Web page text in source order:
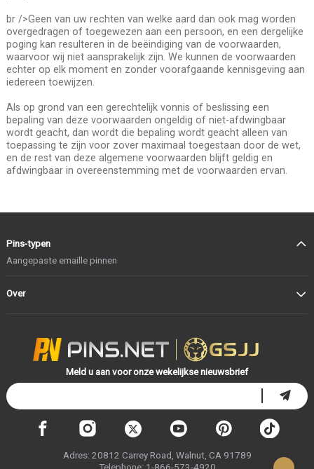
br />Geen van uw rechten van welke aard dan ook mag worden
overgedragen of toegewezen aan een persoon, en een dergelijke
poging kan resulteren in de beëindiging van de voorwaarden,
waarvoor wij niet aansprakelijk zijn. We kunnen de voorwaarden
echter op elk moment en zonder voorafgaande kennisgeving aan
iedereen toewijzen.
Als op grond van een gerechtelijk vonnis of beslissing een
bepaling van deze voorwaarden ongeldig of niet-afdwingbaar
wordt geacht, dan wordt die bepaling wordt geacht alleen van
toepassing te zijn voor zover maximaal toegestaan door de wet,
en de rest van deze algemene voorwaarden blijft geldig en
afdwingbaar in overeenstemming met de voorwaarden ervan.
Adres: 20812 Carrey Road, Walnut, CA 91789
Pins-typen
Aangepaste emaille pinnen
Over
Meld u aan voor onze wekelijkse nieuwsbrief